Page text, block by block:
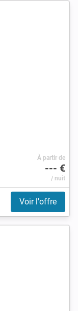
À partir de
--- €
/ nuit
Voir l'offre